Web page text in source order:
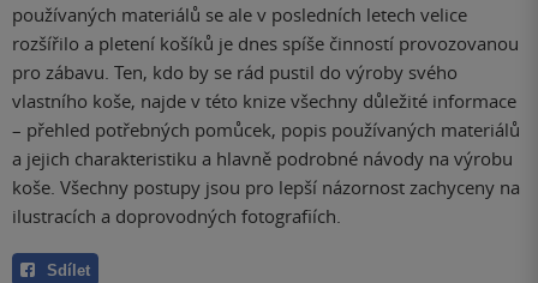
používaných materiálů se ale v posledních letech velice
rozšířilo a pletení košíků je dnes spíše činností provozovanou
pro zábavu. Ten, kdo by se rád pustil do výroby svého
vlastního koše, najde v této knize všechny důležité informace
– přehled potřebných pomůcek, popis používaných materiálů
a jejich charakteristiku a hlavně podrobné návody na výrobu
koše. Všechny postupy jsou pro lepší názornost zachyceny na
ilustracích a doprovodných fotografiích.
Sdílet